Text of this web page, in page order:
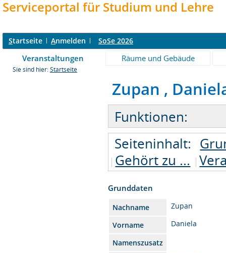
Serviceportal für Studium und Lehre
Startseite Anmelden SoSe 2026
Veranstaltungen Räume und Gebäude
Sie sind hier: Startseite
Zupan ,
Funktionen:
Seiteninhalt:
Gehört zu ...
Grunddaten
Nachname
Zupan
Vorname
Daniela
Namenszusatz